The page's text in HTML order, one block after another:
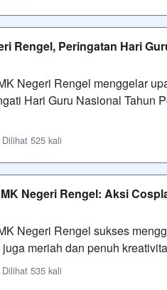
Rengel, Peringatan Hari
Negeri Rengel menggelar
Hari Guru Nasional Tahun
525 kali
Negeri Rengel: Aksi
Negeri Rengel sukses
meriah dan penuh
535 kali